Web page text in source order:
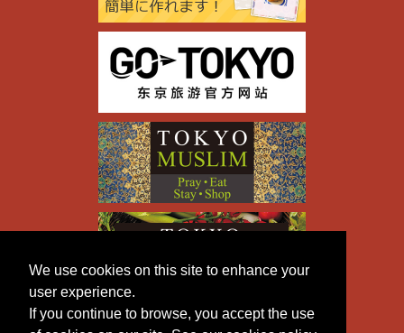
We use cookies on this site to enhance your
user experience.
If you continue to browse, you accept the use